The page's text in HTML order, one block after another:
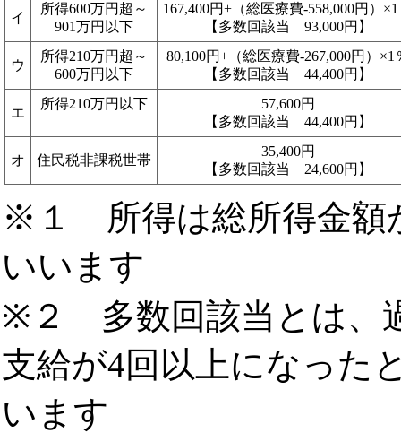
イ
所得600万円超～
901万円以下
167,400円+（総医療費-558,000円）
【多数回該当 93,000円】
ウ
所得210万円超～
600万円以下
80,100円+（総医療費-267,000円）×1
【多数回該当 44,400円】
エ
所得210万円以下
57,600円
【多数回該当 44,400円】
オ 住民税非課税世帯
35,400円
【多数回該当 24,600円】
※１ 所得は総所得金額
いいます
※２ 多数回該当とは、
支給が4回以上になった
います